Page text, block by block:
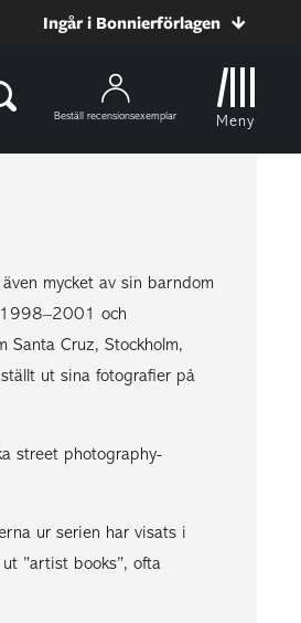
Ingår i Bonnierförlagen
Beställ recensionsexemplar Meny
mycket av sin barndom
1998–2001 och
Cruz, Stockholm,
ut sina fotografier på
street photography-
ur serien har visats i
”artist books”, ofta